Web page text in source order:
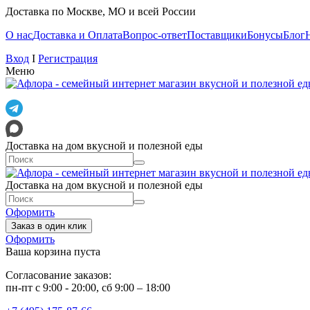
Доставка по Москве, МО и всей России
О насДоставка и ОплатаВопрос-ответПоставщикиБонусыБлог
Вход I Регистрация
Меню
Доставка на дом вкусной и полезной еды
Доставка на дом вкусной и полезной еды
Оформить
Заказ в один клик
Оформить
Ваша корзина пуста
Согласование заказов:
пн-пт с 9:00 - 20:00, сб 9:00 – 18:00